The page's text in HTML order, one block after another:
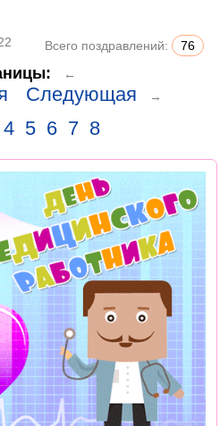
Всего поздравлений: 76
←
Следующая →
4 5 6 7 8